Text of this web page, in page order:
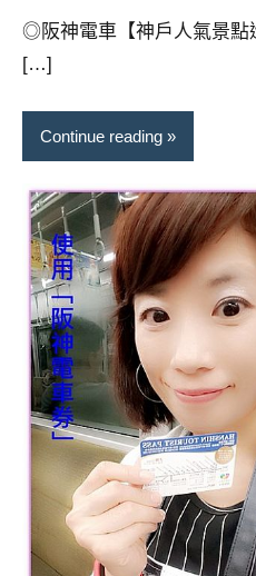
欄、
觀
達
人
對
象。
★
◎阪神電車【神戶人氣景點
[…]
Continue reading